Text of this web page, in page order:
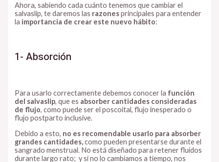
Ahora, sabiendo cada cuánto tenemos que cambiar el
salvaslip, te daremos las razonesprincipales para entender
la importancia de crear este nuevo hábito:
1- Absorción
Para usarlo correctamente debemos conocer la función
del salvaslip, que es absorber cantidades consideradas
de flujo, como puede ser el poscoital, flujo inesperado o
flujo postparto inclusive.
Debido a esto, no es recomendable usarlo para absorber
grandes cantidades,como pueden presentarse durante el
sangrado menstrual. No está diseñado para retener fluidos
durante largo rato; y si no lo cambiamos a tiempo, nos